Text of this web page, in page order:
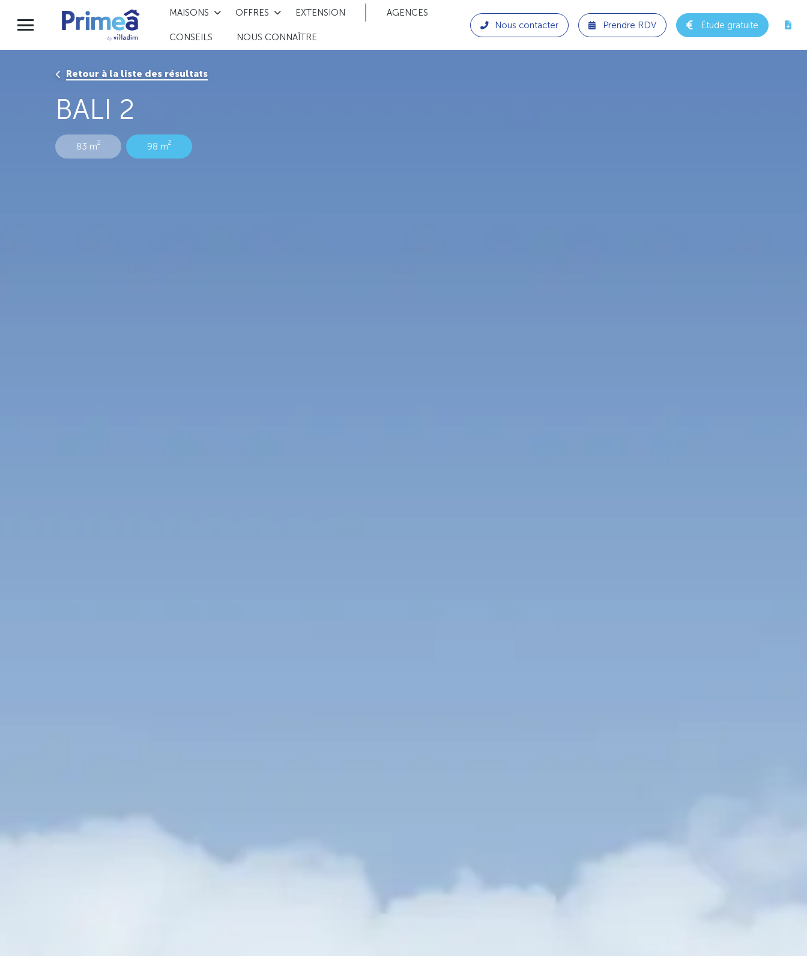
MAISONS OFFRES EXTENSION AGENCES
CONSEILS NOUS CONNAÎTRE
Nous contacter Prendre RDV Étude gratuite
Retour à la liste des résultats
BALI 2
83 m2 98 m2